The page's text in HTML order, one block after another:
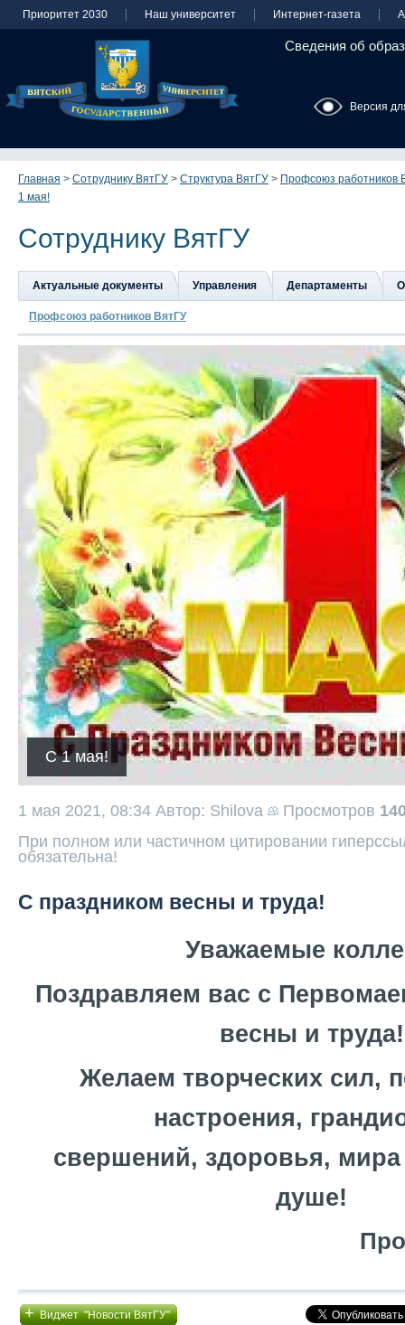
Приоритет 2030 Наш университет Интернет-газета
Сведения об
Версия
Главная > Сотруднику ВятГУ > Структура ВятГУ > Профсоюз работников
1 мая!
Сотруднику ВятГУ
Актуальные документы Управления Департаменты
Профсоюз работников ВятГУ
С 1 мая!
1 мая 2021, 08:34 Автор: Shilova Просмотров
При полном или частичном цитировании
обязательна!
С праздником весны и труда!
Уважаемые
Поздравляем вас с
весны и труда!
Желаем творческих сил,
настроения,
свершений, здоровья,
душе!
+Виджет "Новости ВятГУ"